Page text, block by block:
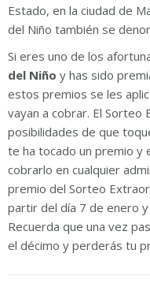
Estado, en la ciudad de
del Niño también se
Si eres uno de los
del Niño y has sido
estos premios se les
vayan a cobrar. El Sorteo
posibilidades de que
te ha tocado un premio y
cobrarlo en cualquier
premio del Sorteo
partir del día 7 de enero
Recuerda que una vez
el décimo y perderás tu